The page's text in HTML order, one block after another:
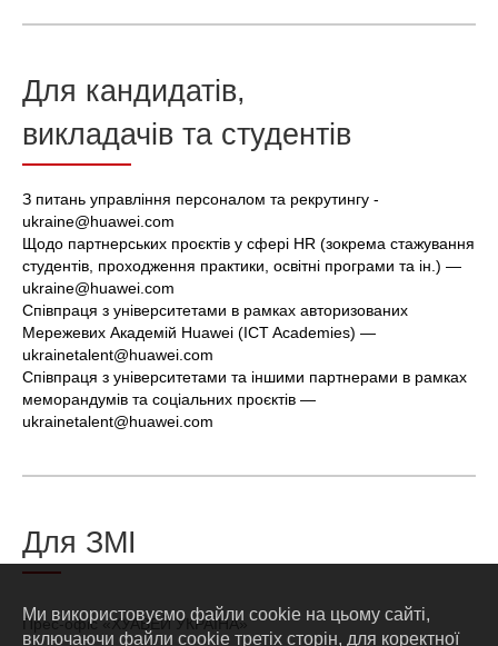
Для кандидатів,
викладачів та студентів
З питань управління персоналом та рекрутингу -
ukraine@huawei.com
Щодо партнерських проєктів у сфері HR (зокрема стажування
студентів, проходження практики, освітні програми та ін.) —
ukraine@huawei.com
Співпраця з університетами в рамках авторизованих
Мережевих Академій Huawei (ICT Academies) —
ukrainetalent@huawei.com
Співпраця з університетами та іншими партнерами в рамках
меморандумів та соціальних проєктів —
ukrainetalent@huawei.com
Для ЗМІ
Прес-офіс «ХУАВЕЙ УКРАЇНА»
Ми використовуємо файли cookie на цьому сайті,
включаючи файли cookie третіх сторін, для коректної